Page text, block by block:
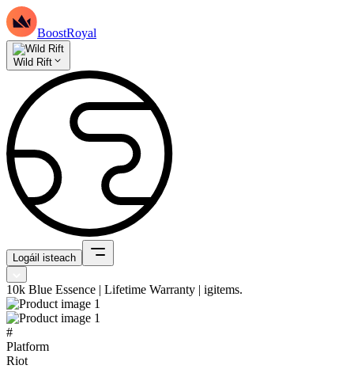
BoostRoyal
Wild Rift
Logáil isteach
10k Blue Essence | Lifetime Warranty | igitems.
#
Platform
Riot